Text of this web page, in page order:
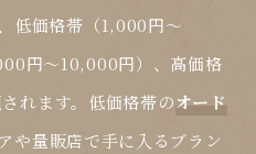
低価格帯（1,000円〜
円〜10,000円）、高価格
れます。低価格帯のオード
や量販店で手に入るブラン